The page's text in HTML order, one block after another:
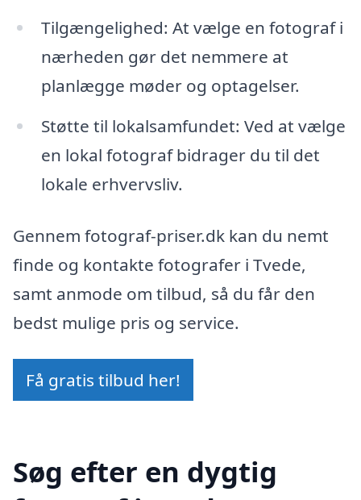
Tilgængelighed: At vælge en fotograf i
nærheden gør det nemmere at
planlægge møder og optagelser.
Støtte til lokalsamfundet: Ved at vælge
en lokal fotograf bidrager du til det
lokale erhvervsliv.
Gennem fotograf-priser.dk kan du nemt
finde og kontakte fotografer i Tvede,
samt anmode om tilbud, så du får den
bedst mulige pris og service.
Få gratis tilbud her!
Søg efter en dygtig